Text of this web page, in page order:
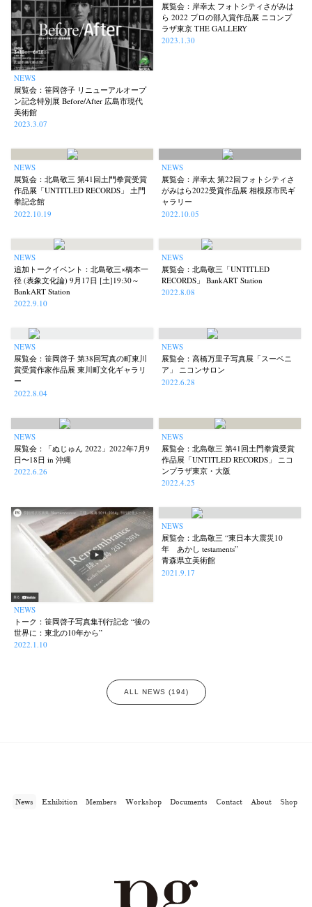
NEWS
展覧会：笹岡啓子 リニューアルオープ
ン記念特別展 Before/After 広島市現代
美術館
2023.3.07
展覧会：岸幸太 フォトシティさがみは
ら 2022 プロの部入賞作品展 ニコンプ
ラザ東京 THE GALLERY
2023.1.30
NEWS
展覧会：北島敬三 第41回土門拳賞受賞
作品展「UNTITLED RECORDS」 土門
拳記念館
2022.10.19
NEWS
展覧会：岸幸太 第22回フォトシティさ
がみはら2022受賞作品展 相模原市民ギ
ャラリー
2022.10.05
NEWS
追加トークイベント：北島敬三×橋本一
径 (表象文化論) 9月17日 [土]19:30～
BankART Station
2022.9.10
NEWS
展覧会：北島敬三「UNTITLED
RECORDS」 BankART Station
2022.8.08
NEWS
展覧会：笹岡啓子 第38回写真の町東川
賞受賞作家作品展 東川町文化ギャラリ
ー
2022.8.04
NEWS
展覧会：高橋万里子写真展「スーベニ
ア」 ニコンサロン
2022.6.28
NEWS
展覧会：「ぬじゅん 2022」2022年7月9
日〜18日 in 沖縄
2022.6.26
NEWS
展覧会：北島敬三 第41回土門拳賞受賞
作品展「UNTITLED RECORDS」 ニコ
ンプラザ東京・大阪
2022.4.25
NEWS
トーク：笹岡啓子写真集刊行記念 “後の
世界に：東北の10年から”
2022.1.10
NEWS
展覧会：北島敬三 “東日本大震災10
年 あかし testaments”
青森県立美術館
2021.9.17
ALL NEWS (194)
News Exhibition Members Workshop Documents Contact About Shop